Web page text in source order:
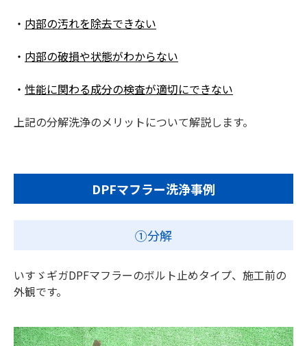
・ 内部の汚れを除去できない
・ 内部の破損や状態がわからない
・ 性能に関わる成分の検査が適切にできない
上記の分解洗浄のメリットについて解説します。
DPFマフラー洗浄事例
①分解
いすゞギガDPFマフラーのボルト止めタイプ、施工前の
外観です。